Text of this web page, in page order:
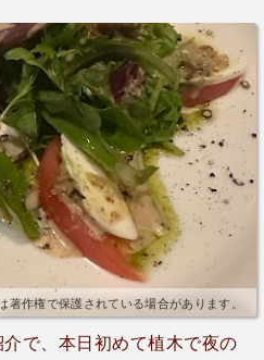
著作権で保護されている場合があります。
で、本日初めて植木で夜の